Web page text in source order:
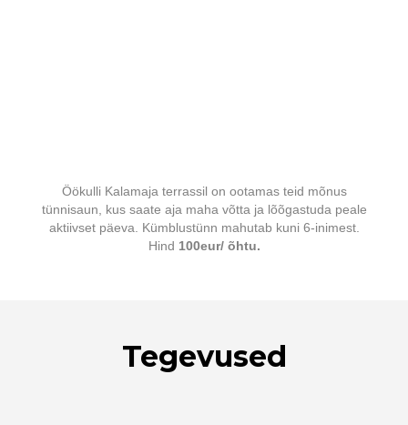
Öökulli Kalamaja terrassil on ootamas teid mõnus
tünnisaun, kus saate aja maha võtta ja lõõgastuda peale
aktiivset päeva. Kümblustünn mahutab kuni 6-inimest.
Hind 100eur/ õhtu.
Tegevused